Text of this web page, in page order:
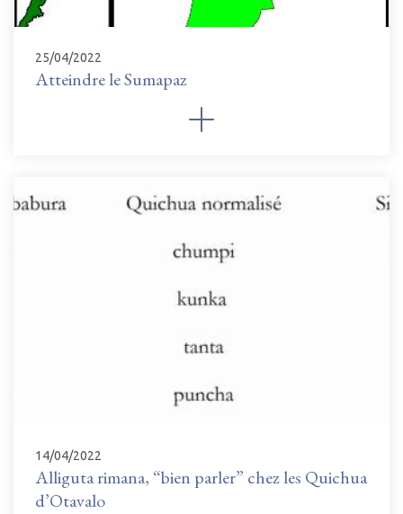
25/04/2022
Atteindre le Sumapaz
14/04/2022
Alliguta rimana, “bien parler” chez les Quichua
d’Otavalo